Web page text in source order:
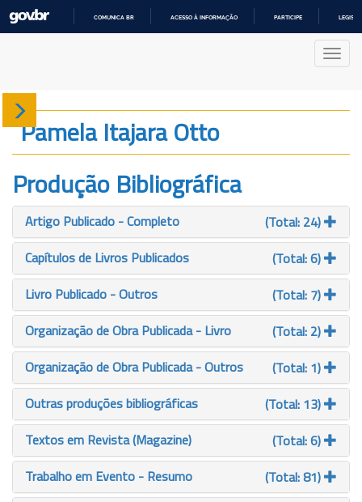
COMUNICA BR ACESSO À INFORMAÇÃO PARTICIPE
Sobre
Produção
Projetos
Gráficos
Pamela Itajara Otto
Produção Bibliográfica
Artigo Publicado - Completo
(Total: 24)
Capítulos de Livros Publicados
(Total: 6)
Livro Publicado - Outros
(Total: 7)
Organização de Obra Publicada - Livro
(Total: 2)
Organização de Obra Publicada - Outros
(Total: 1)
Outras produções bibliográficas
(Total: 13)
Textos em Revista (Magazine)
(Total: 6)
Trabalho em Evento - Resumo
(Total: 81)